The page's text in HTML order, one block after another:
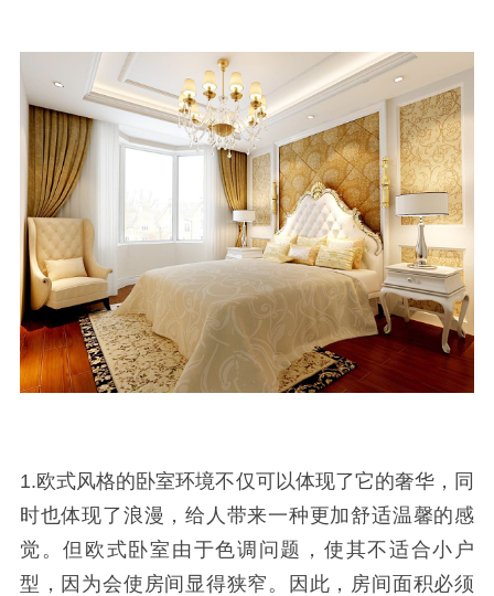
1.欧式风格的卧室环境不仅可以体现了它的奢华，同
时也体现了浪漫，给人带来一种更加舒适温馨的感
觉。但欧式卧室由于色调问题，使其不适合小户
型，因为会使房间显得狭窄。因此，房间面积必须